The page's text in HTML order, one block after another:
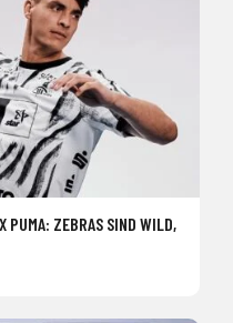
PUMA: ZEBRAS SIND WILD,